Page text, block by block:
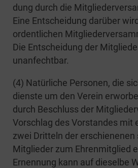
dung durch die
Eine Ent­schei­dung dar­über
ordent­li­chen
Die Ent­schei­dung der
unanfechtbar.
(4) Natür­li­che Per­so­nen, die
diens­te um den Ver­ein
durch Beschluss der
Vor­schlag des Vor­stan­des mit
zwei Drit­teln der
Mit­glie­der zum Ehren­mit­glied
Ernen­nung kann auf die­sel­be